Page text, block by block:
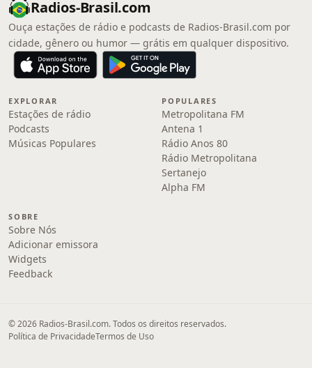
Radios-Brasil.com
Ouça estações de rádio e podcasts de Radios-Brasil.com por
cidade, gênero ou humor — grátis em qualquer dispositivo.
EXPLORAR
Estações de rádio
Podcasts
Músicas Populares
POPULARES
Metropolitana FM
Antena 1
Rádio Anos 80
Rádio Metropolitana
Sertanejo
Alpha FM
SOBRE
Sobre Nós
Adicionar emissora
Widgets
Feedback
© 2026 Radios-Brasil.com. Todos os direitos reservados.
Política de PrivacidadeTermos de Uso